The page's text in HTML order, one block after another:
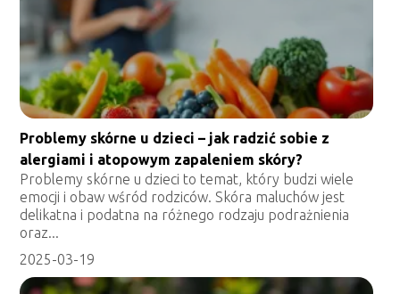
Problemy skórne u dzieci – jak radzić sobie z
alergiami i atopowym zapaleniem skóry?
Problemy skórne u dzieci to temat, który budzi wiele
emocji i obaw wśród rodziców. Skóra maluchów jest
delikatna i podatna na różnego rodzaju podrażnienia
oraz...
2025-03-19